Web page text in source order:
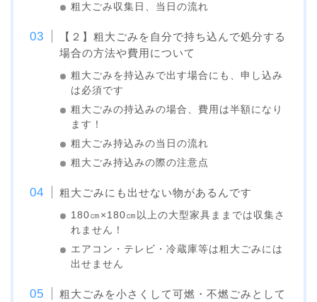
粗大ごみ収集日、当日の流れ
【２】粗大ごみを自分で持ち込んで処分する
場合の方法や費用について
粗大ごみを持込みで出す場合にも、申し込み
は必須です
粗大ごみの持込みの場合、費用は半額になり
ます！
粗大ごみ持込みの当日の流れ
粗大ごみ持込みの際の注意点
粗大ごみにも出せない物があるんです
180㎝×180㎝以上の大型家具ままでは収集さ
れません！
エアコン・テレビ・冷蔵庫等は粗大ごみには
出せません
粗大ごみを小さくして可燃・不燃ごみとして